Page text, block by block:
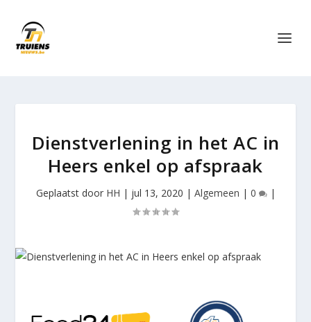
Dienstverlening in het AC in
Heers enkel op afspraak
Geplaatst door HH | jul 13, 2020 | Algemeen | 0 |